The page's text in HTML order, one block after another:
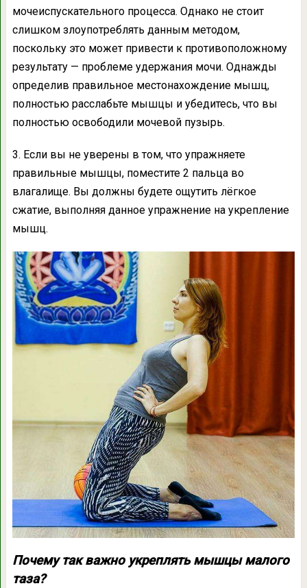
мочеиспускательного процесса. Однако не стоит
слишком злоупотреблять данным методом,
поскольку это может привести к противоположному
результату — проблеме удержания мочи. Однажды
определив правильное местонахождение мышц,
полностью расслабьте мышцы и убедитесь, что вы
полностью освободили мочевой пузырь.
3. Если вы не уверены в том, что упражняете
правильные мышцы, поместите 2 пальца во
влагалище. Вы должны будете ощутить лёгкое
сжатие, выполняя данное упражнение на укрепление
мышц.
Почему так важно укреплять мышцы малого
таза?